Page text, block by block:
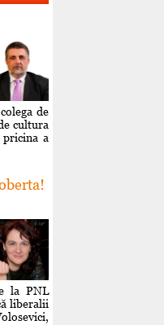
de
cultura
a
la PNL
liberalii